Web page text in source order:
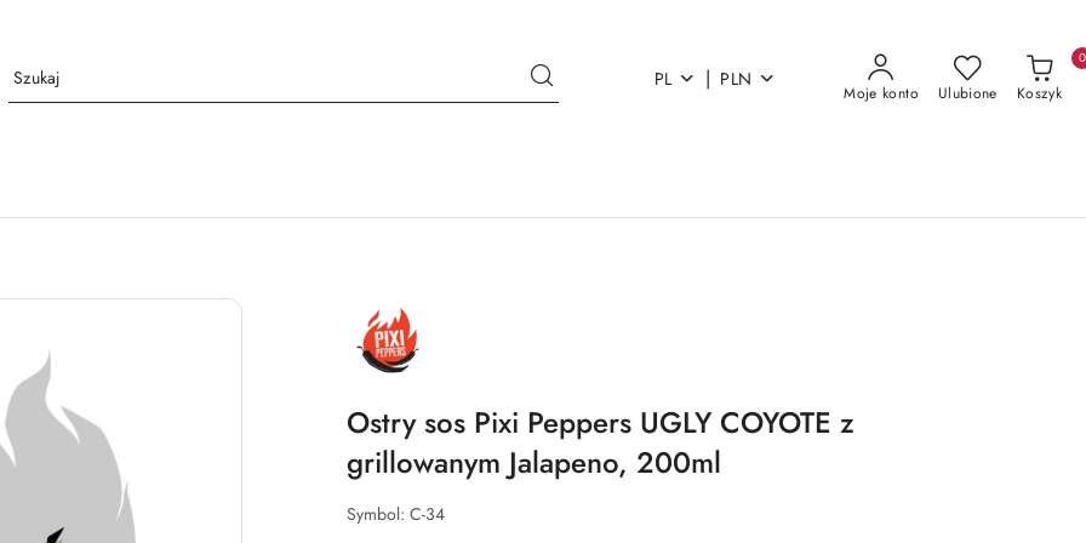
PL | PLN
Moje konto Ulubione Koszyk
0
NAZWA
PRODUCENTA:
PIXI
PEPPERS
Ostry sos Pixi Peppers UGLY COYOTE z
grillowanym Jalapeno, 200ml
Symbol: C-34